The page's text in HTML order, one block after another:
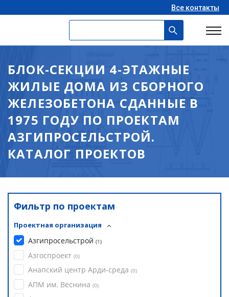
Все контакты
БЛОК-СЕКЦИИ 4-ЭТАЖНЫЕ
ЖИЛЫЕ ДОМА ИЗ СБОРНОГО
ЖЕЛЕЗОБЕТОНА СДАННЫЕ В
1975 ГОДУ ПО ПРОЕКТАМ
АЗГИПРОСЕЛЬСТРОЙ.
КАТАЛОГ ПРОЕКТОВ
Фильтр по проектам
Проектная организация
Азгипросельстрой (1)
Азгоспроект (0)
Анапский центр Арди-среда (0)
АПМ им. Веснина (0)